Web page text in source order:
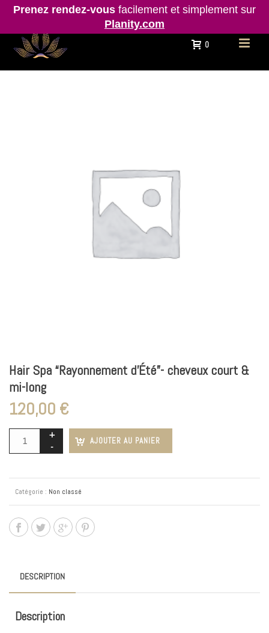
0
Hair Spa “Rayonnement d’Été”- cheveux court &
mi-long
120,00 €
AJOUTER AU PANIER
Catégorie : Non classé
DESCRIPTION
Description
Prenez rendez-vous facilement et simplement sur
Planity.com